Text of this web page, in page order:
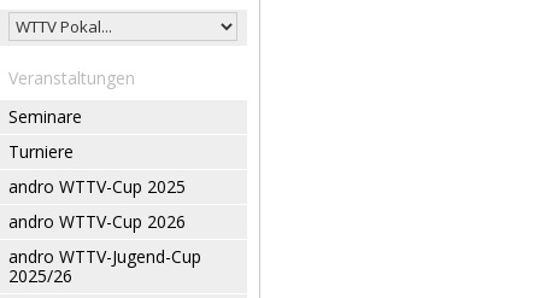
Veranstaltungen
Seminare
Turniere
andro WTTV-Cup 2025
andro WTTV-Cup 2026
andro WTTV-Jugend-Cup
2025/26